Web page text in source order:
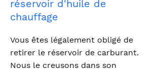
réservoir d'huile de
chauffage
Vous êtes légalement obligé de
retirer le réservoir de carburant.
Nous le creusons dans son